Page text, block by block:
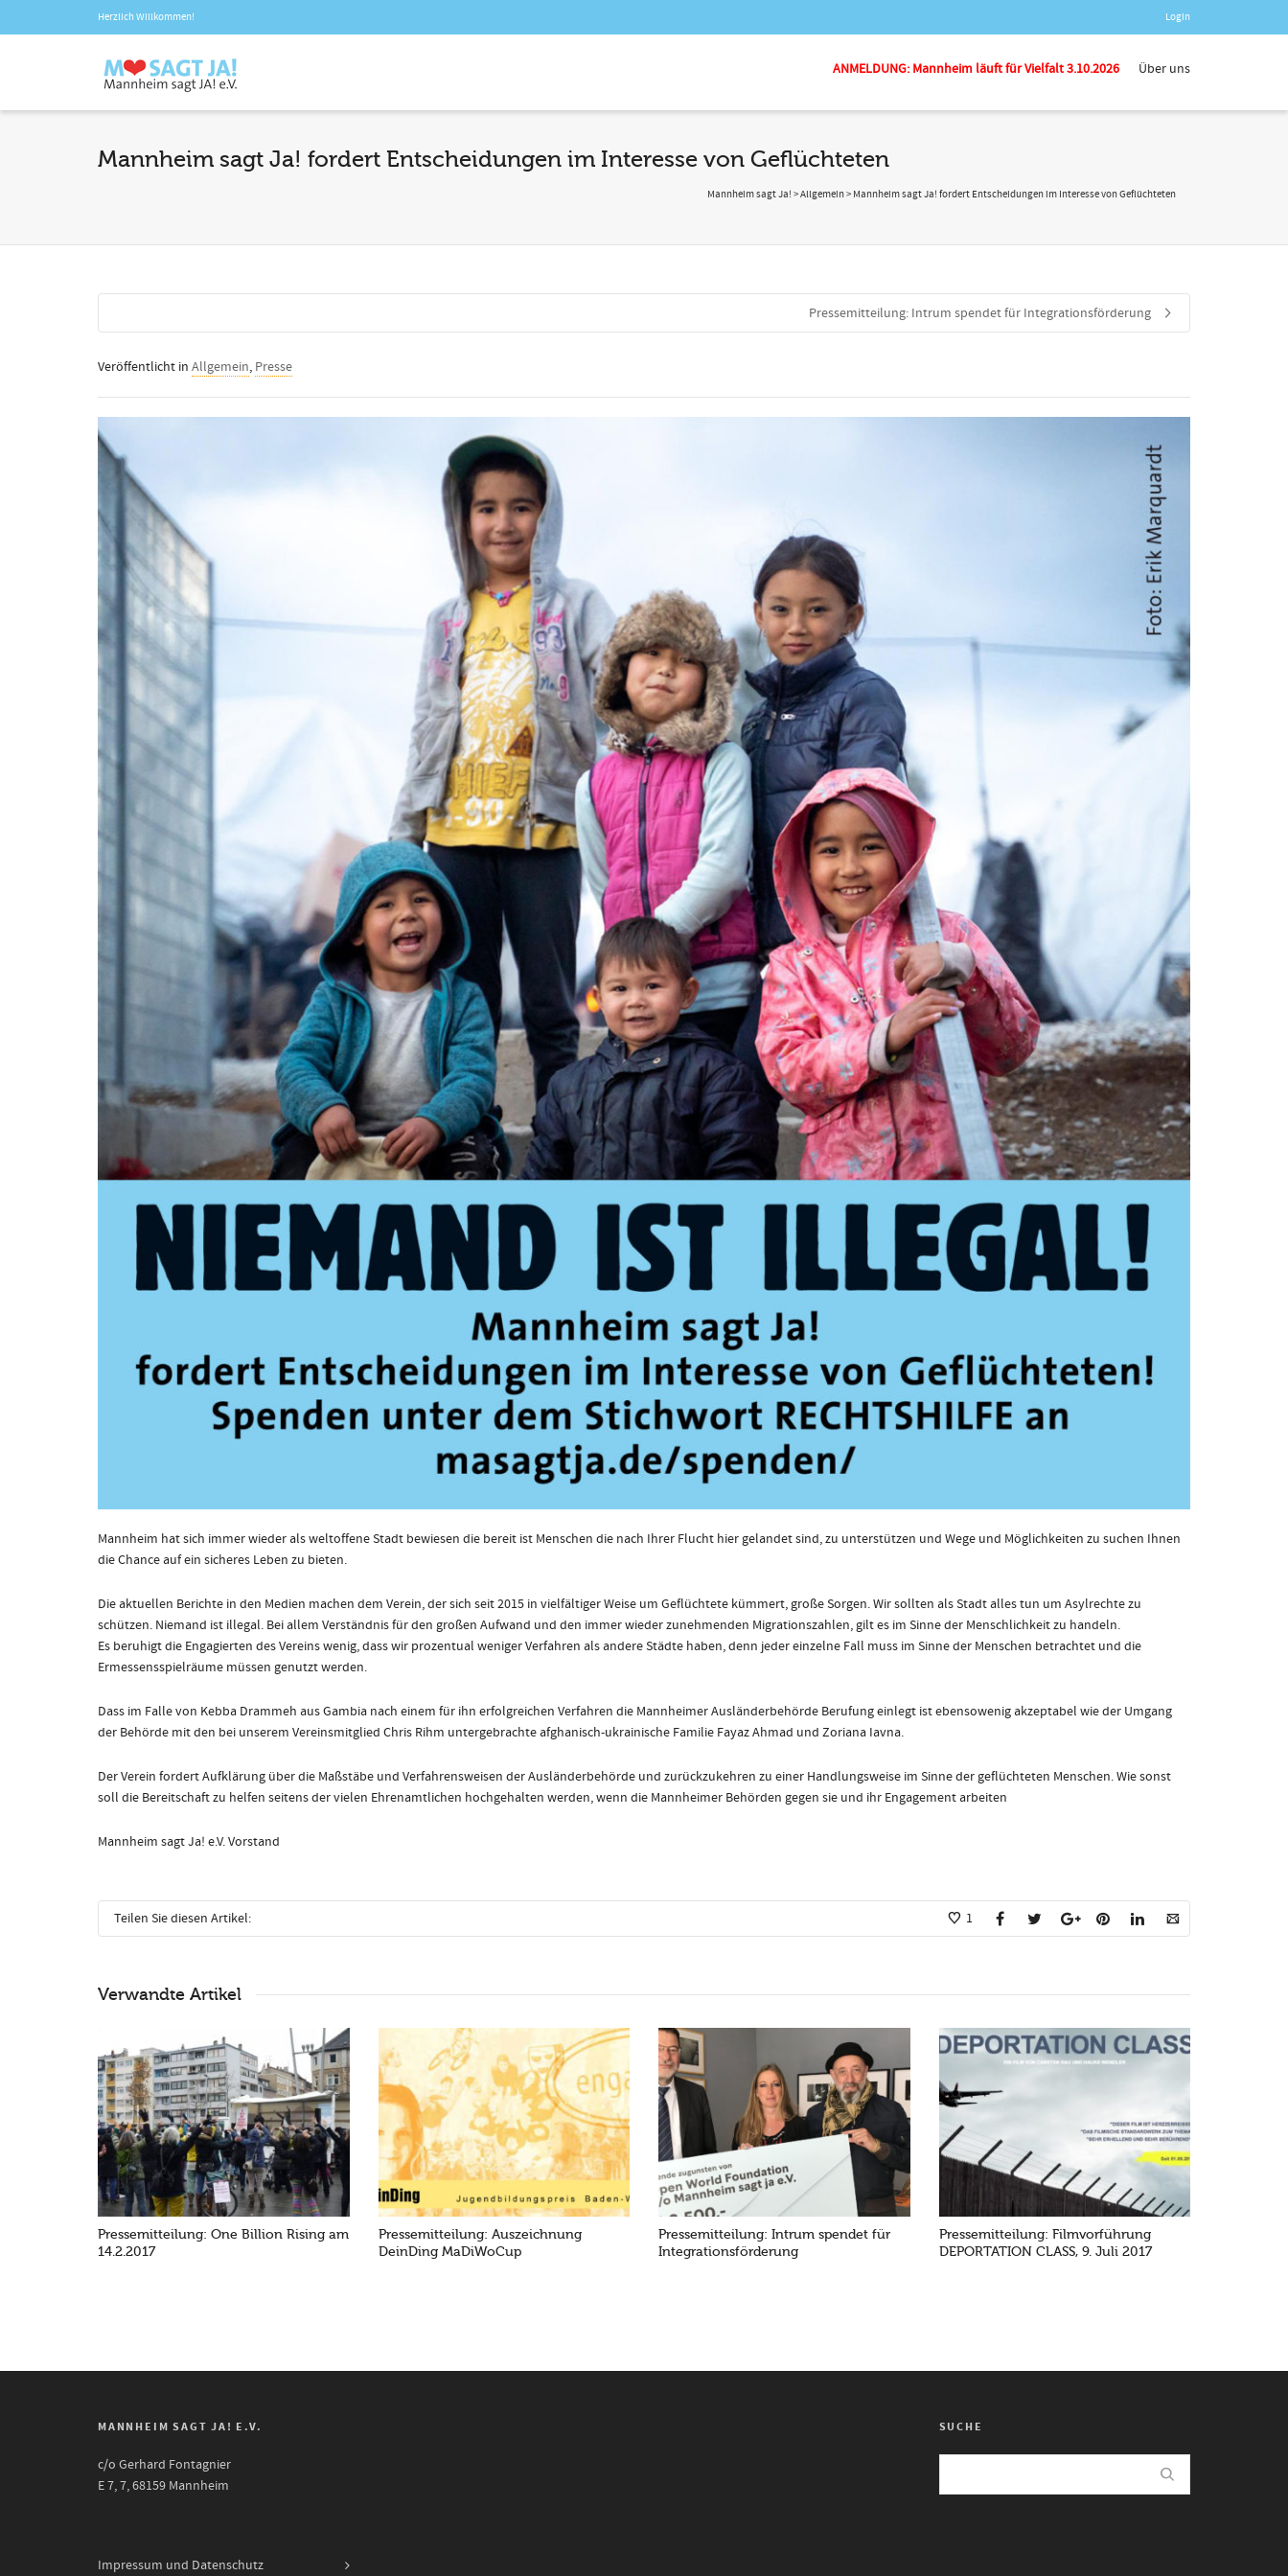
Herzlich Willkommen! Login
ANMELDUNG: Mannheim läuft für Vielfalt 3.10.2026 Über uns
Mannheim sagt Ja! fordert Entscheidungen im Interesse von Geflüchteten
Mannheim sagt Ja! >Allgemein> Mannheim sagt Ja! fordert Entscheidungen im Interesse von Geflüchteten
Pressemitteilung: Intrum spendet für Integrationsförderung
Veröffentlicht in Allgemein, Presse
Mannheim hat sich immer wieder als weltoffene Stadt bewiesen die bereit ist Menschen die nach Ihrer Flucht hier gelandet sind, zu unterstützen und Wege und Möglichkeiten zu suchen Ihnen
die Chance auf ein sicheres Leben zu bieten.
Die aktuellen Berichte in den Medien machen dem Verein, der sich seit 2015 in vielfältiger Weise um Geflüchtete kümmert, große Sorgen. Wir sollten als Stadt alles tun um Asylrechte zu
schützen. Niemand ist illegal. Bei allem Verständnis für den großen Aufwand und den immer wieder zunehmenden Migrationszahlen, gilt es im Sinne der Menschlichkeit zu handeln.
Es beruhigt die Engagierten des Vereins wenig, dass wir prozentual weniger Verfahren als andere Städte haben, denn jeder einzelne Fall muss im Sinne der Menschen betrachtet und die
Ermessensspielräume müssen genutzt werden.
Dass im Falle von Kebba Drammeh aus Gambia nach einem für ihn erfolgreichen Verfahren die Mannheimer Ausländerbehörde Berufung einlegt ist ebensowenig akzeptabel wie der Umgang
der Behörde mit den bei unserem Vereinsmitglied Chris Rihm untergebrachte afghanisch-ukrainische Familie Fayaz Ahmad und Zoriana Iavna.
Der Verein fordert Aufklärung über die Maßstäbe und Verfahrensweisen der Ausländerbehörde und zurückzukehren zu einer Handlungsweise im Sinne der geflüchteten Menschen. Wie sonst
soll die Bereitschaft zu helfen seitens der vielen Ehrenamtlichen hochgehalten werden, wenn die Mannheimer Behörden gegen sie und ihr Engagement arbeiten
Mannheim sagt Ja! e.V. Vorstand
Teilen Sie diesen Artikel: 1
Verwandte Artikel
Pressemitteilung: One Billion Rising am
14.2.2017
Pressemitteilung: Auszeichnung
DeinDing MaDiWoCup
Pressemitteilung: Intrum spendet für
Integrationsförderung
Pressemitteilung: Filmvorführung
DEPORTATION CLASS, 9. Juli 2017
MANNHEIM SAGT JA! E.V.
c/o Gerhard Fontagnier
E 7, 7, 68159 Mannheim
Impressum und Datenschutz
SUCHE